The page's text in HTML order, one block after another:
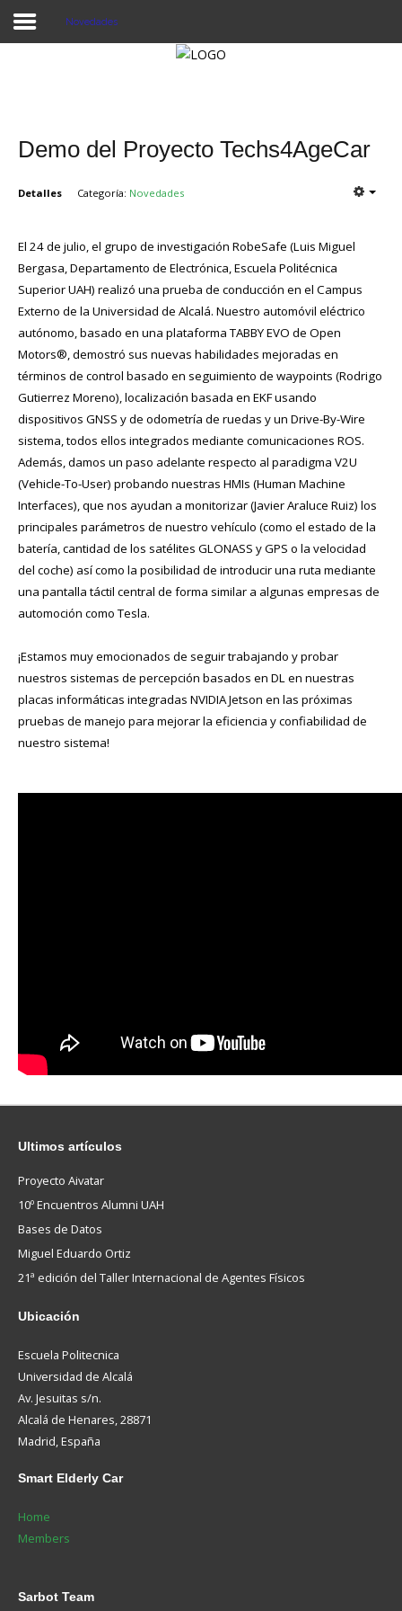
Novedades
Demo del Proyecto Techs4AgeCar
Detalles Categoría: Novedades
El 24 de julio, el grupo de investigación RobeSafe (Luis Miguel
Bergasa, Departamento de Electrónica, Escuela Politécnica
Superior UAH) realizó una prueba de conducción en el Campus
Externo de la Universidad de Alcalá. Nuestro automóvil eléctrico
autónomo, basado en una plataforma TABBY EVO de Open
Motors®, demostró sus nuevas habilidades mejoradas en
términos de control basado en seguimiento de waypoints (Rodrigo
Gutierrez Moreno), localización basada en EKF usando
dispositivos GNSS y de odometría de ruedas y un Drive-By-Wire
sistema, todos ellos integrados mediante comunicaciones ROS.
Además, damos un paso adelante respecto al paradigma V2U
(Vehicle-To-User) probando nuestras HMIs (Human Machine
Interfaces), que nos ayudan a monitorizar (Javier Araluce Ruiz) los
principales parámetros de nuestro vehículo (como el estado de la
batería, cantidad de los satélites GLONASS y GPS o la velocidad
del coche) así como la posibilidad de introducir una ruta mediante
una pantalla táctil central de forma similar a algunas empresas de
automoción como Tesla.
¡Estamos muy emocionados de seguir trabajando y probar
nuestros sistemas de percepción basados ​​en DL en nuestras
placas informáticas integradas NVIDIA Jetson en las próximas
pruebas de manejo para mejorar la eficiencia y confiabilidad de
nuestro sistema!
Ultimos artículos
Proyecto Aivatar
10º Encuentros Alumni UAH
Bases de Datos
Miguel Eduardo Ortiz
21ª edición del Taller Internacional de Agentes Físicos
Ubicación
Escuela Politecnica
Universidad de Alcalá
Av. Jesuitas s/n.
Alcalá de Henares, 28871
Madrid, España
Smart Elderly Car
Home
Members
Sarbot Team